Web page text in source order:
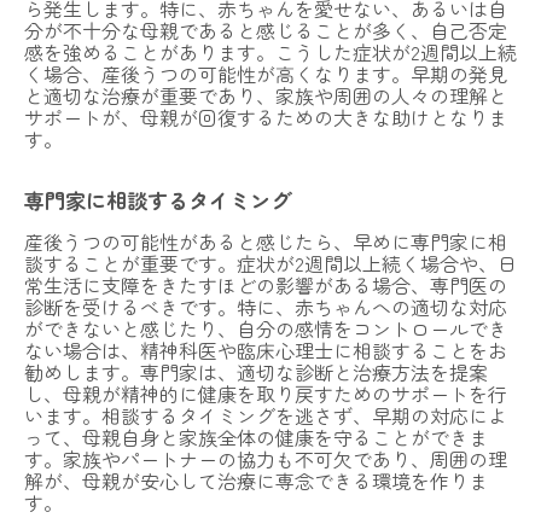
ら発生します。特に、赤ちゃんを愛せない、あるいは自
分が不十分な母親であると感じることが多く、自己否定
感を強めることがあります。こうした症状が2週間以上続
く場合、産後うつの可能性が高くなります。早期の発見
と適切な治療が重要であり、家族や周囲の人々の理解と
サポートが、母親が回復するための大きな助けとなりま
す。
専門家に相談するタイミング
産後うつの可能性があると感じたら、早めに専門家に相
談することが重要です。症状が2週間以上続く場合や、日
常生活に支障をきたすほどの影響がある場合、専門医の
診断を受けるべきです。特に、赤ちゃんへの適切な対応
ができないと感じたり、自分の感情をコントロールでき
ない場合は、精神科医や臨床心理士に相談することをお
勧めします。専門家は、適切な診断と治療方法を提案
し、母親が精神的に健康を取り戻すためのサポートを行
います。相談するタイミングを逃さず、早期の対応によ
って、母親自身と家族全体の健康を守ることができま
す。家族やパートナーの協力も不可欠であり、周囲の理
解が、母親が安心して治療に専念できる環境を作りま
す。